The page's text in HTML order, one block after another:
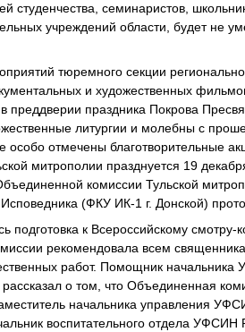
студенчества, семинаристов,
учреждений области, будет не
тюремного секции
и художественных
преддверии праздника Покрова
литургии и молебны с
отмечены благотворительные
митрополии празднуется 19
комиссии Тульской
(ФКУ ИК-1 г. Донской)
подготовка к Всероссийскому
рекомендовала всем
работ. Помощник
о том, что Объединенная
начальника управления
воспитательного отдела УФСИН